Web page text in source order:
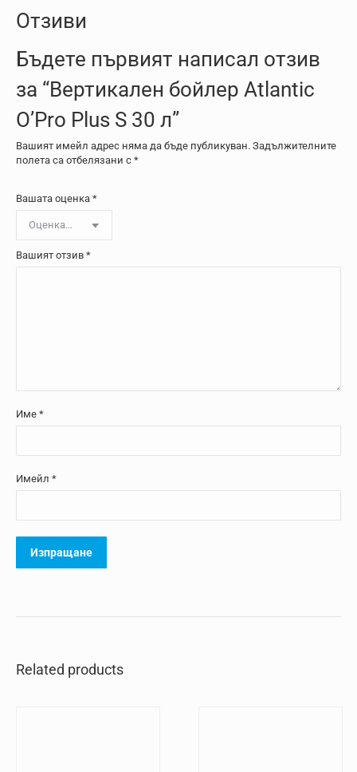
Отзиви
Бъдете първият написал отзив
за “Вертикален бойлер Atlantic
O’Pro Plus S 30 л”
Вашият имейл адрес няма да бъде публикуван. Задължителните
полета са отбелязани с *
Вашата оценка *
Вашият отзив *
Име *
Имейл *
Related products